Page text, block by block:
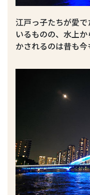
江戸っ子たちが愛
いるものの、水上
かされるのは昔も今